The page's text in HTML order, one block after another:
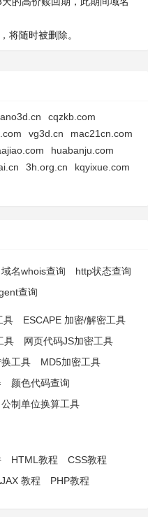
将随时被删除。
cqzkb.com
vg3d.cn
mac21cn.com
huabanju.com
3h.org.cn
kqyixue.com
域名whois查询
http状态查询
查询
具
ESCAPE 加密/解密工具
具
网页代码JS加密工具
工具
MD5加密工具
颜色代码查询
公制单位换算工具
HTML教程
CSS教程
教程 PHP教程